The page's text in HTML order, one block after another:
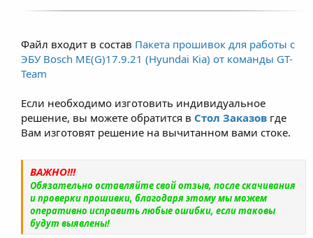
Файл входит в состав Пакета прошивок для работы с
ЭБУ Bosch ME(G)17.9.21 (Hyundai Kia) от команды GT-
Team
Если необходимо изготовить индивидуальное
решение, вы можете обратится в Стол Заказов где
Вам изготовят решение на вычитанном вами стоке.
ВАЖНО!!!
Обязательно оставляйте свой отзыв, после скачивания
и проверки прошивки, благодаря этому мы можем
оперативно исправить любые ошибки, если таковы
будут выявлены!